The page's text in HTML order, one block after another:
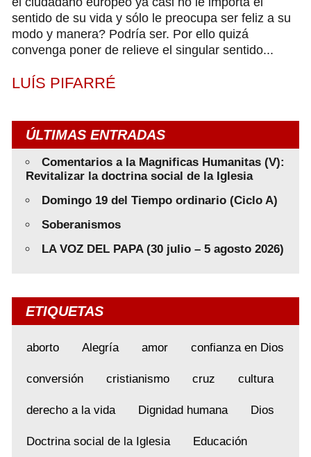
sentido de su vida y sólo le preocupa ser feliz a su
modo y manera? Podría ser. Por ello quizá
convenga poner de relieve el singular sentido...
LUÍS PIFARRÉ
ÚLTIMAS ENTRADAS
Comentarios a la Magnificas Humanitas (V):
Revitalizar la doctrina social de la Iglesia
Domingo 19 del Tiempo ordinario (Ciclo A)
Soberanismos
LA VOZ DEL PAPA (30 julio – 5 agosto 2026)
ETIQUETAS
aborto Alegría amor confianza en Dios
conversión cristianismo cruz cultura
derecho a la vida Dignidad humana Dios
Doctrina social de la Iglesia Educación